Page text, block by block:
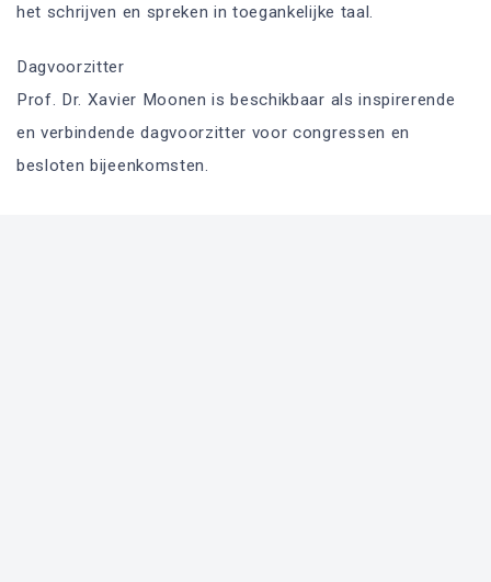
het schrijven en spreken in toegankelijke taal.
Dagvoorzitter
Prof. Dr. Xavier Moonen is beschikbaar als inspirerende
en verbindende dagvoorzitter voor congressen en
besloten bijeenkomsten.